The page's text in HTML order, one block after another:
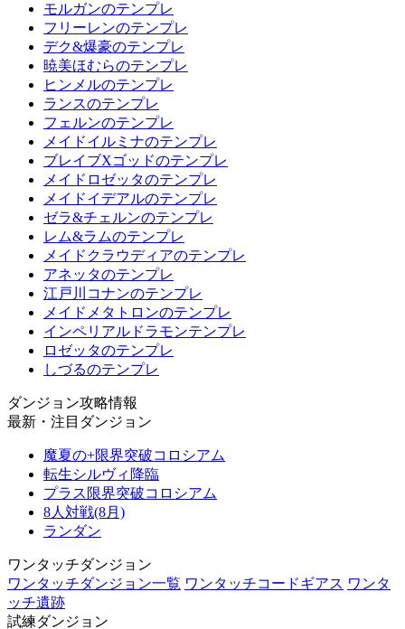
モルガンのテンプレ
フリーレンのテンプレ
デク&爆豪のテンプレ
暁美ほむらのテンプレ
ヒンメルのテンプレ
ランスのテンプレ
フェルンのテンプレ
メイドイルミナのテンプレ
ブレイブXゴッドのテンプレ
メイドロゼッタのテンプレ
メイドイデアルのテンプレ
ゼラ&チェルンのテンプレ
レム&ラムのテンプレ
メイドクラウディアのテンプレ
アネッタのテンプレ
江戸川コナンのテンプレ
メイドメタトロンのテンプレ
インペリアルドラモンテンプレ
ロゼッタのテンプレ
しづるのテンプレ
ダンジョン攻略情報
最新・注目ダンジョン
魔夏の+限界突破コロシアム
転生シルヴィ降臨
プラス限界突破コロシアム
8人対戦(8月)
ランダン
ワンタッチダンジョン
ワンタッチダンジョン一覧 ワンタッチコードギアス ワンタ
ッチ遺跡
試練ダンジョン